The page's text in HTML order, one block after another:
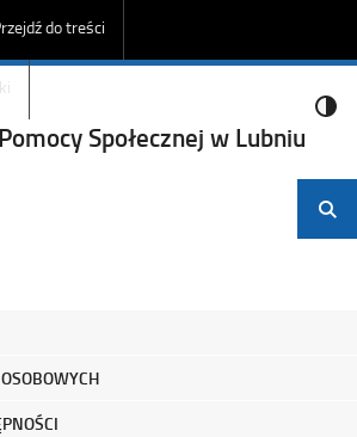
do treści
Społecznej w Lubniu